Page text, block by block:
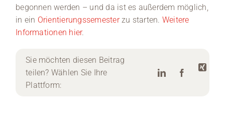
begonnen werden – und da ist es außerdem möglich,
in ein Orientierungssemesterzu starten. Weitere
Informationen hier.
Sie möchten diesen Beitrag
teilen? Wählen Sie Ihre
Plattform: